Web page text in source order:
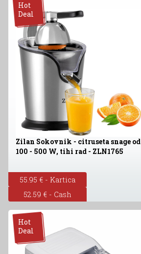
Hot
Deal
Zilan Sokovnik - citruseta snage od
100 - 500 W, tihi rad - ZLN1765
55.95 € - Kartica
52.59 € - Cash
Hot
Deal